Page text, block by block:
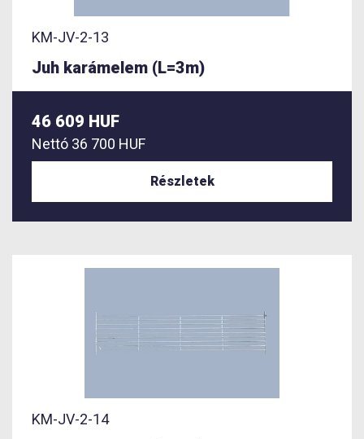
KM-JV-2-13
Juh karámelem (L=3m)
46 609 HUF
Nettó 36 700 HUF
Részletek
KM-JV-2-14